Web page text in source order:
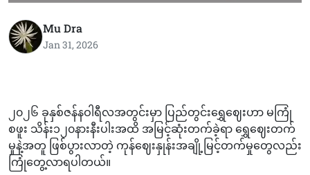
Mu Dra
Jan 31, 2026
၂၀၂၆ ခုနှစ်ဇန်နဝါရီလအတွင်းမှာ ပြည်တွင်းရွှေဈေးဟာ မကြုံ
စဖူး သိန်း၁၂၀နားနီးပါးအထိ အမြင့်ဆုံးတက်ခဲ့ရာ ရွှေဈေးတက်
မှုနဲ့အတူ ဖြစ်ပွားလာတဲ့ ကုန်ဈေးနှုန်းအချို့မြင့်တက်မှုတွေလည်း
ကြုံတွေ့လာရပါတယ်။